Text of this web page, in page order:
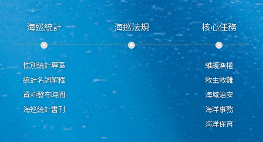
海巡統計
性別統計專區
統計名詞解釋
資料發布時間
海巡統計書刊
海巡法規 核心任務
維護漁權
救生救難
海域治安
海洋事務
海洋保育